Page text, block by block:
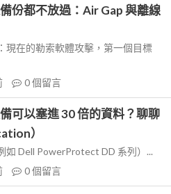
份都不放過：Air Gap 與離線
現在的勒索軟體攻擊，第一個目標
0個留言
可以塞進 30 倍的資料？聊聊
）
如 Dell PowerProtect DD 系列）...
0個留言